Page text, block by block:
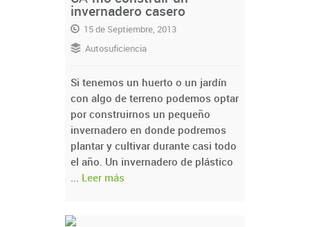
invernadero casero
15 de Septiembre, 2013
Autosuficiencia
Si tenemos un huerto o un jardín
con algo de terreno podemos optar
por construirnos un pequeño
invernadero en donde podremos
plantar y cultivar durante casi todo
el año. Un invernadero de plástico
... Leer más